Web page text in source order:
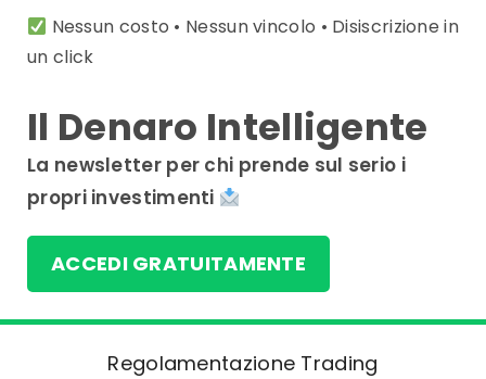
Nessun costo • Nessun vincolo • Disiscrizione in
un click
Il Denaro Intelligente
La newsletter per chi prende sul serio i
propri investimenti
ACCEDI GRATUITAMENTE
Regolamentazione Trading